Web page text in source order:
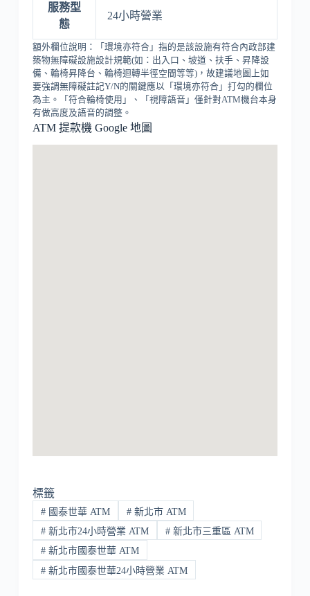
服務型
態
24小時營業
額外欄位說明：「環境亦符合」指的是該設施有符合內政部建
築物無障礙設施設計規範(如：出入口、坡道、扶手、昇降設
備、輪椅昇降台、輪椅迴轉半徑空間等等)，故建議地圖上如
要強調無障礙註記Y/N的關鍵應以「環境亦符合」打勾的欄位
為主。「符合輪椅使用」、「視障語音」僅針對ATM機台本身
有做高度及語音的調整。
ATM 提款機 Google 地圖
標籤
#國泰世華 ATM #新北市 ATM
#新北市24小時營業 ATM #新北市三重區 ATM
#新北市國泰世華 ATM
#新北市國泰世華24小時營業 ATM